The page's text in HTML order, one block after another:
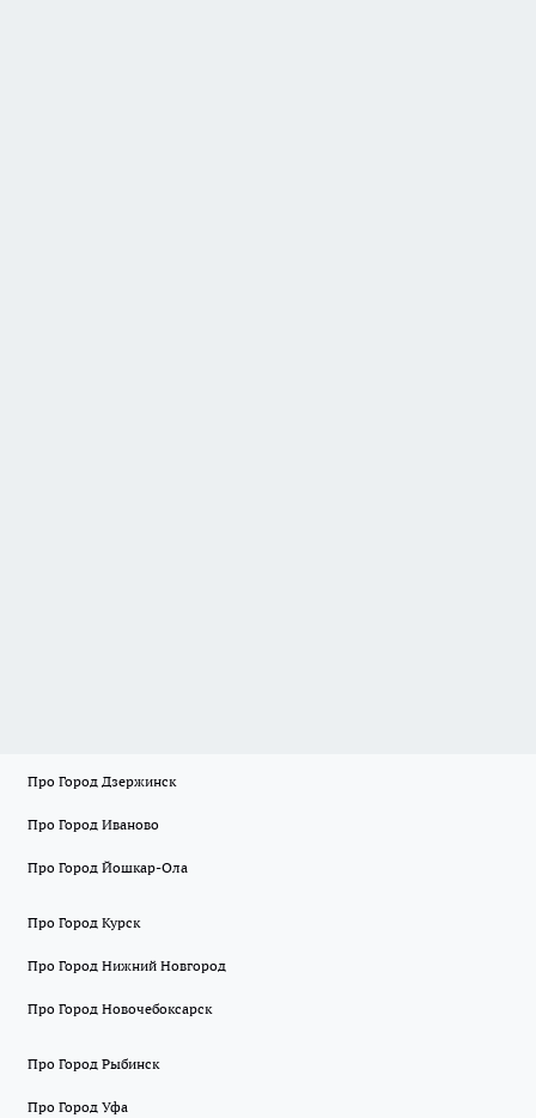
Про Город Дзержинск
Про Город Иваново
Про Город Йошкар-Ола
Про Город Курск
Про Город Нижний Новгород
Про Город Новочебоксарск
Про Город Рыбинск
Про Город Уфа